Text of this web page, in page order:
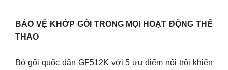
BẢO VỆ KHỚP GỐI TRONG MỌI HOẠT ĐỘNG THỂ
THAO
Bó gối quốc dân GF512K với 5 ưu điểm nổi trội khiến